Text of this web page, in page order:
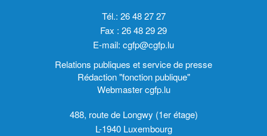
Tél.: 26 48 27 27
Fax : 26 48 29 29
E-mail: cgfp@cgfp.lu
Relations publiques et service de presse
Rédaction "fonction publique"
Webmaster cgfp.lu
488, route de Longwy (1er étage)
L-1940 Luxembourg